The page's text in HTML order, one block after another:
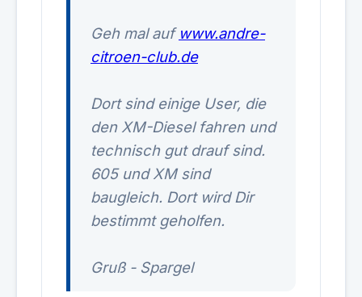
Geh mal auf www.andre-
citroen-club.de
Dort sind einige User, die
den XM-Diesel fahren und
technisch gut drauf sind.
605 und XM sind
baugleich. Dort wird Dir
bestimmt geholfen.
Gruß - Spargel